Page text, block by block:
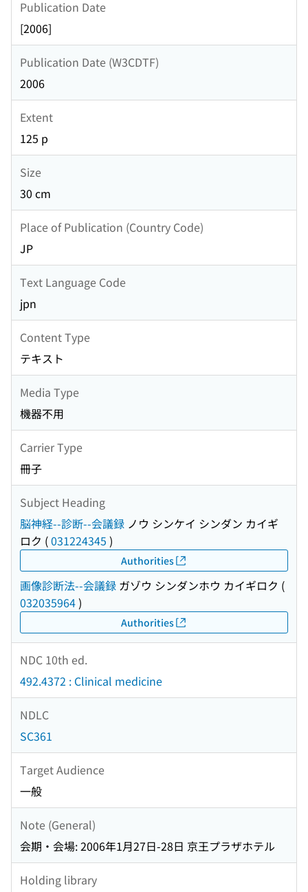
Publication Date
[2006]
Publication Date (W3CDTF)
2006
Extent
125 p
Size
30 cm
Place of Publication (Country Code)
JP
Text Language Code
jpn
Content Type
テキスト
Media Type
機器不用
Carrier Type
冊子
Subject Heading
脳神経--診断--会議録 ノウ シンケイ シンダン カイギ
ロク (031224345 )
Authorities
画像診断法--会議録 ガゾウ シンダンホウ カイギロク (
032035964)
Authorities
NDC 10th ed.
492.4372 : Clinical medicine
NDLC
SC361
Target Audience
一般
Note (General)
会期・会場: 2006年1月27日-28日 京王プラザホテル
Holding library